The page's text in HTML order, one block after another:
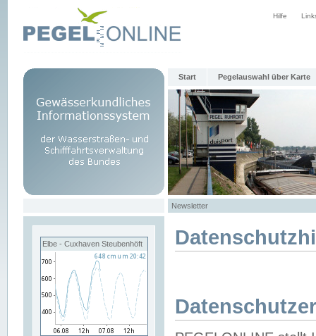
Hilfe
Start Pegelauswahl über Karte
Newsletter
Elbe - Cuxhaven Steubenhöft